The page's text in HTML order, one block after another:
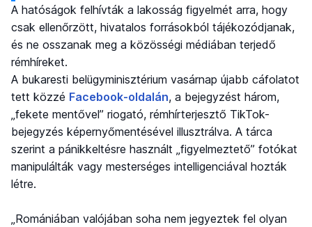
A hatóságok felhívták a lakosság figyelmét arra, hogy
csak ellenőrzött, hivatalos forrásokból tájékozódjanak,
és ne osszanak meg a közösségi médiában terjedő
rémhíreket.
A bukaresti belügyminisztérium vasárnap újabb cáfolatot
tett közzé Facebook-oldalán, a bejegyzést három,
„fekete mentővel” riogató, rémhírterjesztő TikTok-
bejegyzés képernyőmentésével illusztrálva. A tárca
szerint a pánikkeltésre használt „figyelmeztető” fotókat
manipulálták vagy mesterséges intelligenciával hozták
létre.
„Romániában valójában soha nem jegyeztek fel olyan